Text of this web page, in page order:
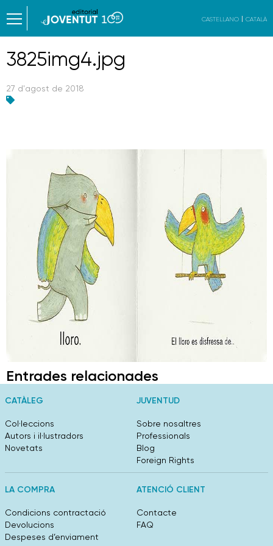
CASTELLANO CATALÀ
3825img4.jpg
27 d'agost de 2018
Entrades relacionades
CATÀLEG
Col·leccions
Autors i il·lustradors
Novetats
JUVENTUD
Sobre nosaltres
Professionals
Blog
Foreign Rights
LA COMPRA
Condicions contractació
Devolucions
Despeses d’enviament
ATENCIÓ CLIENT
Contacte
FAQ